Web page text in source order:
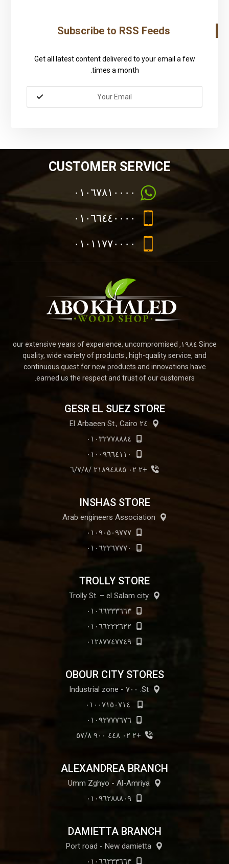
Subscribe to RSS Feeds
Get all latest content delivered to your email a few
times a month.
CUSTOMER SERVICE
٠١٠٦٧٨١٠٠٠٠
٠١٠٦٦٤٤٠٠٠٠
٠١٠١١٧٧٠٠٠٠
Since ١٩٨٤, our extensive years of experience, uncompromised
quality, wide variety of products , high-quality service, and
continuous quest for new products and innovations have
earned us the respect and trust of our customers.
GESR EL SUEZ STORE
٢٤ El Arbaeen St., Cairo
٠١٠٣٢٧٧٨٨٨٤
٠١٠٠٩٦٦٤١١٠
+٢ ٠٢ ٢١٨٩٤٨٨٥ /٦/٧/٨
INSHAS STORE
Arab engineers Association
٠١٠٩٠٥٠٩٧٧٧
٠١٠٦٢٢٦٧٧٧٠
TROLLY STORE
Trolly St. – el Salam city
٠١٠٦٦٣٣٣٦٦٣
٠١٠٦٦٢٢٢٦٢٢
٠١٢٨٧٧٤٧٧٤٩
OBOUR CITY STORES
St. ٧٠٠ - Industrial zone
٠١٠٩٢٧٧٧٦٧٦
+٢ ٠٢ ٤٤٨ ٩٠٠ ٥٧/٨
ALEXANDREA BRANCH
Umm Zghyo - Al-Amriya
٠١٠٩٦٢٨٨٨٠٩
DAMIETTA BRANCH
Port road - New damietta
٠١٠٦٦٣٣٣٦٦٣